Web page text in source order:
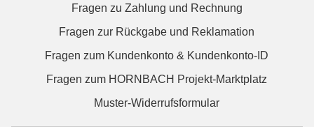
Fragen zu Zahlung und Rechnung
Fragen zur Rückgabe und Reklamation
Fragen zum Kundenkonto & Kundenkonto-ID
Fragen zum HORNBACH Projekt-Marktplatz
Muster-Widerrufsformular